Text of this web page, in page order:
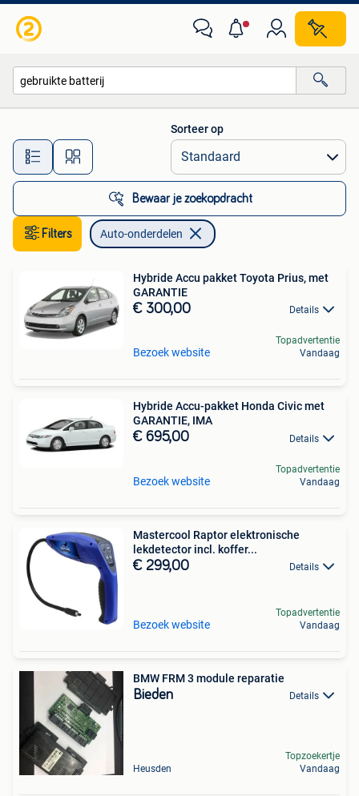
Alle afstanden…
Sorteer op
Bewaar je zoekopdracht
Filters Auto-onderdelen
Hybride Accu pakket Toyota Prius, met
GARANTIE
€ 300,00 Details
Bezoek website
Topadvertentie
Vandaag
Hybride Accu-pakket Honda Civic met
GARANTIE, IMA
€ 695,00 Details
Bezoek website
Topadvertentie
Vandaag
Mastercool Raptor elektronische
lekdetector incl. koffer...
€ 299,00 Details
Bezoek website
Topadvertentie
Vandaag
BMW FRM 3 module reparatie
Bieden Details
Heusden
Topzoekertje
Vandaag